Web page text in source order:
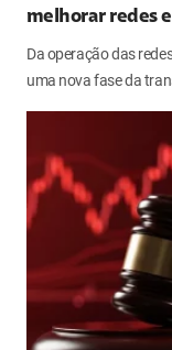
melhorar redes
Da operação das
uma nova fase da